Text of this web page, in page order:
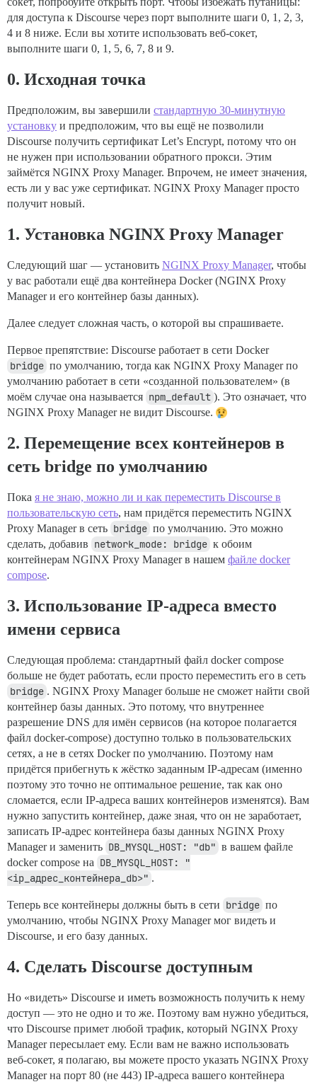
для доступа к Discourse через порт выполните шаги 0, 1, 2, 3,
4 и 8 ниже. Если вы хотите использовать веб-сокет,
выполните шаги 0, 1, 5, 6, 7, 8 и 9.
0. Исходная точка
Предположим, вы завершили стандартную 30-минутную
установку и предположим, что вы ещё не позволили
Discourse получить сертификат Let’s Encrypt, потому что он
не нужен при использовании обратного прокси. Этим
займётся NGINX Proxy Manager. Впрочем, не имеет значения,
есть ли у вас уже сертификат. NGINX Proxy Manager просто
получит новый.
1. Установка NGINX Proxy Manager
Следующий шаг — установить NGINX Proxy Manager, чтобы
у вас работали ещё два контейнера Docker (NGINX Proxy
Manager и его контейнер базы данных).
Далее следует сложная часть, о которой вы спрашиваете.
Первое препятствие: Discourse работает в сети Docker
bridge по умолчанию, тогда как NGINX Proxy Manager по
умолчанию работает в сети «созданной пользователем» (в
моём случае она называется npm_default ). Это означает, что
NGINX Proxy Manager не видит Discourse.
2. Перемещение всех контейнеров в
сеть bridge по умолчанию
Пока я не знаю, можно ли и как переместить Discourse в
пользовательскую сеть, нам придётся переместить NGINX
Proxy Manager в сеть bridge по умолчанию. Это можно
сделать, добавив network_mode: bridge к обоим
контейнерам NGINX Proxy Manager в нашем файле docker
compose.
3. Использование IP-адреса вместо
имени сервиса
Следующая проблема: стандартный файл docker compose
больше не будет работать, если просто переместить его в сеть
bridge . NGINX Proxy Manager больше не сможет найти свой
контейнер базы данных. Это потому, что внутреннее
разрешение DNS для имён сервисов (на которое полагается
файл docker-compose) доступно только в пользовательских
сетях, а не в сетях Docker по умолчанию. Поэтому нам
придётся прибегнуть к жёстко заданным IP-адресам (именно
поэтому это точно не оптимальное решение, так как оно
сломается, если IP-адреса ваших контейнеров изменятся). Вам
нужно запустить контейнер, даже зная, что он не заработает,
записать IP-адрес контейнера базы данных NGINX Proxy
Manager и заменить DB_MYSQL_HOST: "db" в вашем файле
docker compose на DB_MYSQL_HOST: "
<ip_адрес_контейнера_db>" .
Теперь все контейнеры должны быть в сети bridge по
умолчанию, чтобы NGINX Proxy Manager мог видеть и
Discourse, и его базу данных.
4. Сделать Discourse доступным
Но «видеть» Discourse и иметь возможность получить к нему
доступ — это не одно и то же. Поэтому вам нужно убедиться,
что Discourse примет любой трафик, который NGINX Proxy
Manager пересылает ему. Если вам не важно использовать
веб-сокет, я полагаю, вы можете просто указать NGINX Proxy
Manager на порт 80 (не 443) IP-адреса вашего контейнера